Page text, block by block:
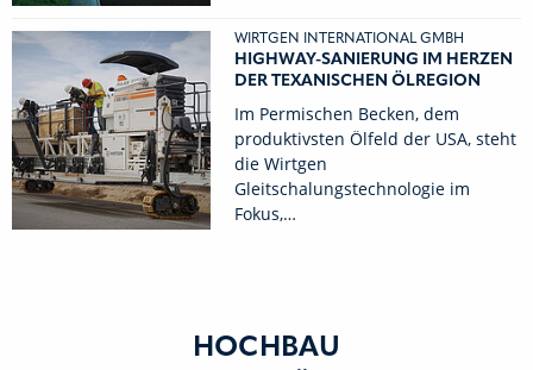
WIRTGEN INTERNATIONAL GMBH
HIGHWAY-SANIERUNG IM HERZEN
DER TEXANISCHEN ÖLREGION
Im Permischen Becken, dem
produktivsten Ölfeld der USA, steht
die Wirtgen
Gleitschalungstechnologie im
Fokus,…
HOCHBAU